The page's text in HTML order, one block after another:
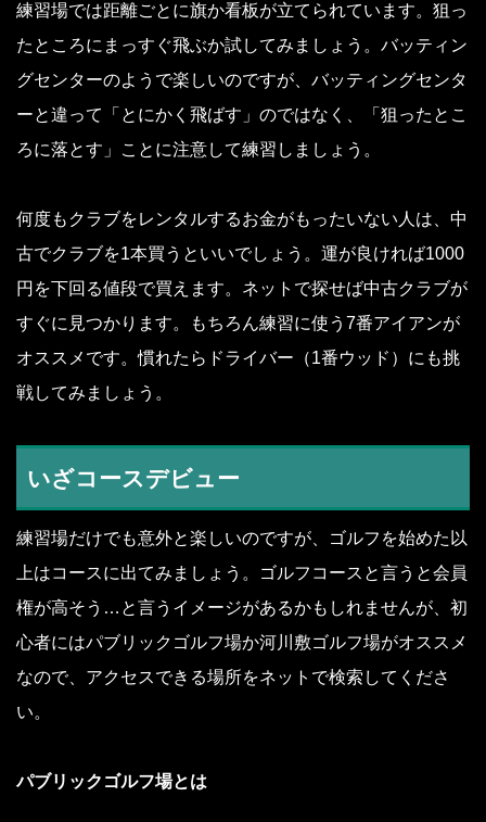
練習場では距離ごとに旗か看板が立てられています。狙っ
たところにまっすぐ飛ぶか試してみましょう。バッティン
グセンターのようで楽しいのですが、バッティングセンタ
ーと違って「とにかく飛ばす」のではなく、「狙ったとこ
ろに落とす」ことに注意して練習しましょう。
何度もクラブをレンタルするお金がもったいない人は、中
古でクラブを1本買うといいでしょう。運が良ければ1000
円を下回る値段で買えます。ネットで探せば中古クラブが
すぐに見つかります。もちろん練習に使う7番アイアンが
オススメです。慣れたらドライバー（1番ウッド）にも挑
戦してみましょう。
いざコースデビュー
練習場だけでも意外と楽しいのですが、ゴルフを始めた以
上はコースに出てみましょう。ゴルフコースと言うと会員
権が高そう…と言うイメージがあるかもしれませんが、初
心者にはパブリックゴルフ場か河川敷ゴルフ場がオススメ
なので、アクセスできる場所をネットで検索してくださ
い。
パブリックゴルフ場とは